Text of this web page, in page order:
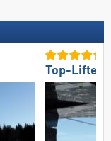
Top-Lifte/